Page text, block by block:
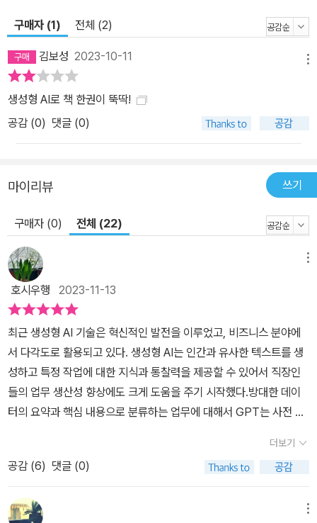
구매자 (1) 전체 (2)
김보성 2023-10-11
생성형 AI로 책 한권이 뚝딱!
공감 (0) 댓글 (0)
마이리뷰 쓰기
구매자 (0) 전체 (22)
호시우행 2023-11-13
최근 생성형 AI 기술은 혁신적인 발전을 이루었고, 비즈니스 분야에
서 다각도로 활용되고 있다. 생성형 AI는 인간과 유사한 텍스트를 생
성하고 특정 작업에 대한 지식과 통찰력을 제공할 수 있어서 직장인
들의 업무 생산성 향상에도 크게 도움을 주기 시작했다.방대한 데이
터의 요약과 핵심 내용으로 분류하는 업무에 대해서 GPT는 사전 정
얻을 수 있다. 특히 PDF로 작성된 문서를 요약하고 핵심 내용을 정
리하기 위해선 사용자가 사전에 크롬 확장 프로그램인 ChatPDF를
설치해야 한다.기업 소개 자료를 요약하고 경영진에게 짧게 보고할
수 있도록 스크립트를 작성할 수도 있다. ChatPDF 창에 URL을 넣
더보기
공감 (6) 댓글 (0)